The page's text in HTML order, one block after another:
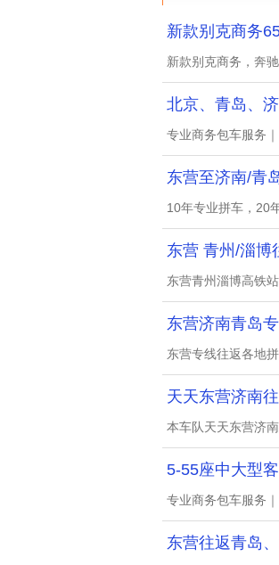
新款别克商务
新款别克商务，奔
北京、青岛、
专业商务包车服务
东营至济南/青
10年专业拼车，20
东营 青州/淄博
东营青州淄博高铁
东营济南青岛
东营专线往返各地
天天东营济南
本车队天天东营济
5-55座中大型
专业商务包车服务
东营往返青岛